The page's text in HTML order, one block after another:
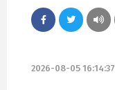
2026-08-05 16:14:37